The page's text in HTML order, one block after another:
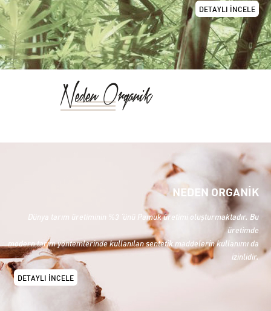
DETAYLI İNCELE
Neden Organik
NEDEN ORGANİK
Dünya tarım üretiminin %3 ‘ünü Pamuk üretimi oluşturmaktadır. Bu
üretimde
modern tarım yöntemlerinde kullanılan sentetik maddelerin kullanımı da
izinlidir.
DETAYLI İNCELE